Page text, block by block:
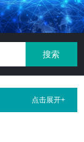
点击展开+